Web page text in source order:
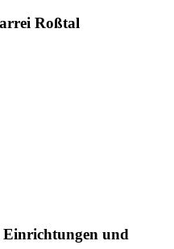
Roßtal
und